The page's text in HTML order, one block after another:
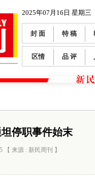
2025年07月16日 星期三
封 面 特 稿
区情 品 评
停职事件始末
【 来源 : 新民周刊 】